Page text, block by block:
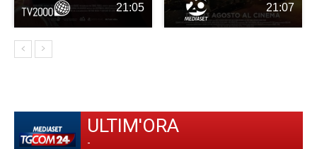
21:05 21:07
ULTIM'ORA
-